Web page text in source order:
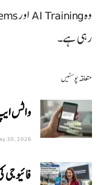
رہی ہے۔
متعلقہ پوسٹیں
واٹس
30, 2026
فائیو جی